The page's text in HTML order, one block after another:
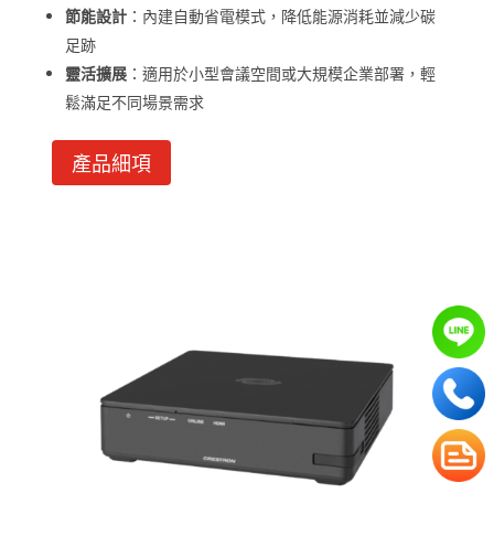
節能設計：內建自動省電模式，降低能源消耗並減少碳
足跡
靈活擴展：適用於小型會議空間或大規模企業部署，輕
鬆滿足不同場景需求
產品細項